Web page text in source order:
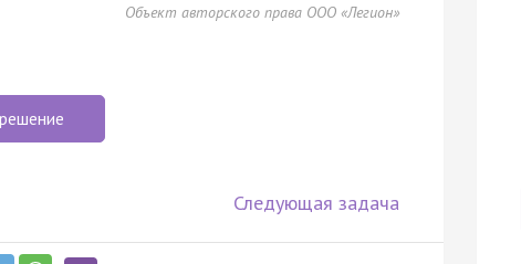
Объект авторского права ООО «Легион»
Следующая задача